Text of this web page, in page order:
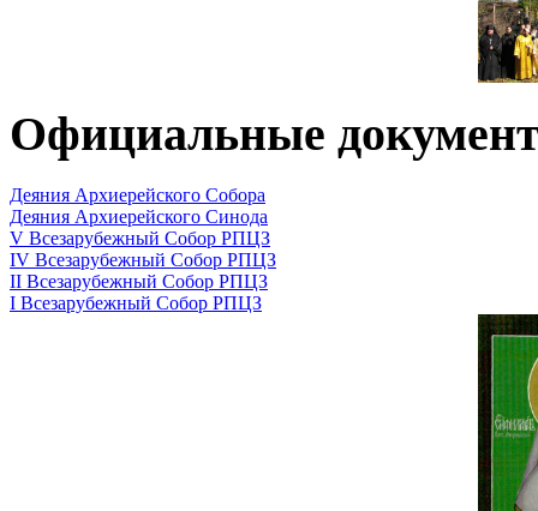
Официальные
Деяния Архиерейского Собора
Деяния Архиерейского Синода
V Всезарубежный Собор РПЦЗ
IV Всезарубежный Собор РПЦЗ
II Всезарубежный Собор РПЦЗ
I Всезарубежный Собор РПЦЗ